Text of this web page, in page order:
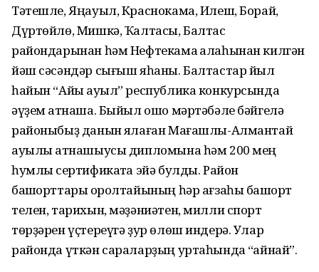
Тəтешле, Яңауыл, Краснокама, Илеш, Борай,
Дүртөйлө, Мишкə, Ҡалтасы, Балтас
райондарынан һəм Нефтекама ҡалаһынан килгəн
йəш сəсəндəр сығыш яһаны. Балтастар йыл
һайын “Айыҡ ауыл” республика конкурсында
əүҙем ҡатнаша. Быйыл ошо мəртəбəле бəйгелə
районыбыҙ данын яҡлаған Мағашлы-Алмантай
ауылы ҡатнашыусы дипломына һəм 200 мең
һумлыҡ сертификатҡа эйə булды. Район
башҡорттары ҡоролтайының һəр ағзаһы башҡорт
телен, тарихын, мəҙəниəтен, милли спорт
төрҙəрен үҫтереүгə ҙур өлөш индерə. Улар
районда үткəн сараларҙың уртаһында “ҡайнай”.